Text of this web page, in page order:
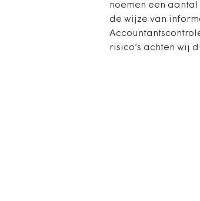
noemen een
de wijze van
risico’s achten wij